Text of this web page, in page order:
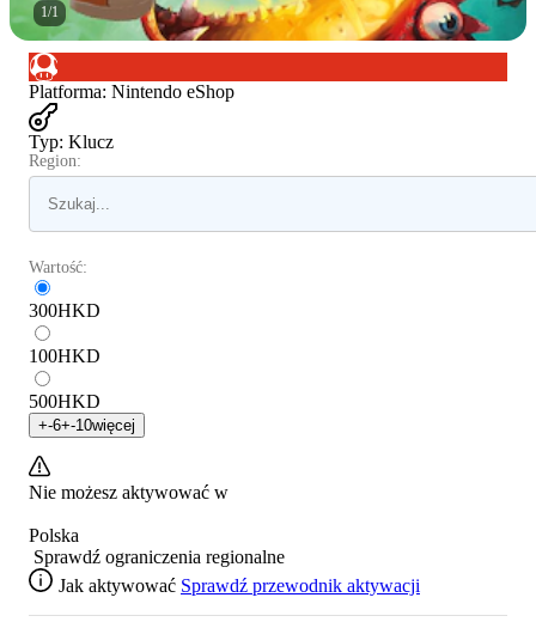
1/1
Platforma: Nintendo eShop
Typ: Klucz
Region:
Wartość:
300HKD
100HKD
500HKD
+-6+-10więcej
Nie możesz aktywować w
Polska
Sprawdź ograniczenia regionalne
Jak aktywować Sprawdź przewodnik aktywacji